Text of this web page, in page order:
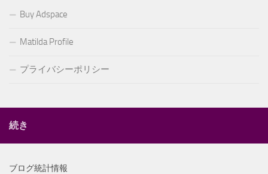
Buy Adspace
Matilda Profile
プライバシーポリシー
続き
ブログ統計情報